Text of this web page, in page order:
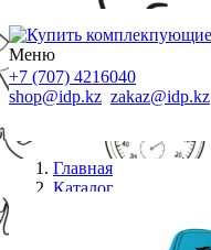
Меню
+7 (707) 4216040
shop@idp.kz zakaz@idp.kz
Главная
Каталог
Игровое